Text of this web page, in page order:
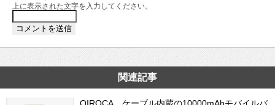
上に表示された文字を入力してください。
関連記事